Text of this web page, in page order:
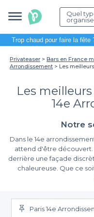
Quel
Trop chaud pour faire la fête
Privateaser Bars en France
Arrondissement
Les
Les
14e
Notre
Dans le 14e
attend d'être découvert.
derrière une façade
chaleureuse. Que ce
rendez-vous romantique
savourant des boissons
mystérieux, ils
La simplicité de la
Organiser une soirée
Paris 14e